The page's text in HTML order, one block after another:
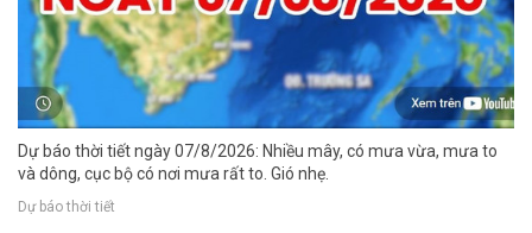
Dự báo thời tiết ngày 07/8/2026: Nhiều mây, có mưa vừa, mưa to
và dông, cục bộ có nơi mưa rất to. Gió nhẹ.
Dự báo thời tiết